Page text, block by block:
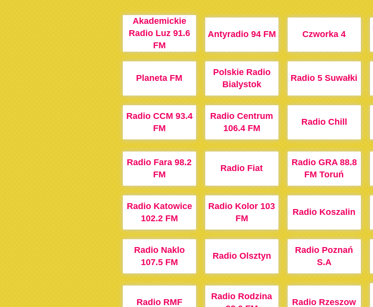
Akademickie
Radio Luz 91.6
FM
Antyradio 94 FM Czworka 4
Planeta FM
Polskie Radio
Bialystok
Radio 5 Suwałki
Radio CCM 93.4
FM
Radio Centrum
106.4 FM
Radio Chill
Radio Fara 98.2
FM
Radio Fiat
Radio GRA 88.8
FM Toruń
Radio Katowice
102.2 FM
Radio Kolor 103
FM
Radio Koszalin
Radio Naklo
107.5 FM
Radio Olsztyn
Radio Poznań
S.A
Radio RMF
Radio Rodzina
Radio Rzeszow